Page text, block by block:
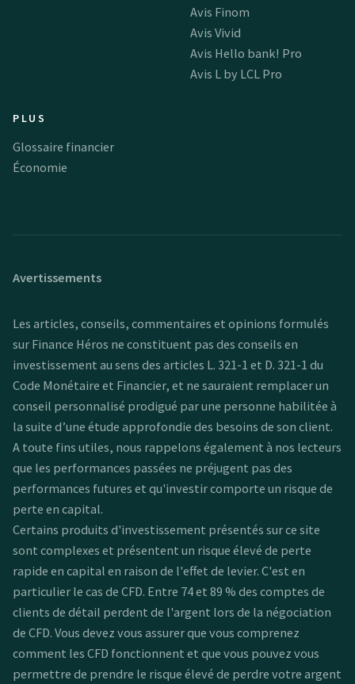
Avis Finom
Avis Vivid
Avis Hello bank! Pro
Avis L by LCL Pro
PLUS
Glossaire financier
Économie
Avertissements
Les articles, conseils, commentaires et opinions formulés
sur Finance Héros ne constituent pas des conseils en
investissement au sens des articles L. 321-1 et D. 321-1 du
Code Monétaire et Financier, et ne sauraient remplacer un
conseil personnalisé prodigué par une personne habilitée à
la suite d’une étude approfondie des besoins de son client.
A toute fins utiles, nous rappelons également à nos lecteurs
que les performances passées ne préjugent pas des
performances futures et qu'investir comporte un risque de
perte en capital.
Certains produits d'investissement présentés sur ce site
sont complexes et présentent un risque élevé de perte
rapide en capital en raison de l'effet de levier. C'est en
particulier le cas de CFD. Entre 74 et 89 % des comptes de
clients de détail perdent de l'argent lors de la négociation
de CFD. Vous devez vous assurer que vous comprenez
comment les CFD fonctionnent et que vous pouvez vous
permettre de prendre le risque élevé de perdre votre argent